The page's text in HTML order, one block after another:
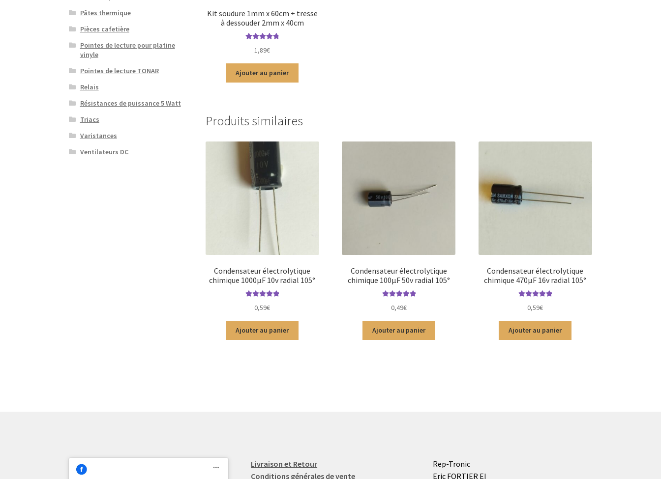
Kit soudure 1mm x 60cm + tresse
à dessouder 2mm x 40cm
5
1,89€
Ajouter au panier
Produits similaires
Condensateur électrolytique
chimique 1000µF 10v radial 105°
5
0,59€
Ajouter au panier
Condensateur électrolytique
chimique 100µF 50v radial 105°
5
0,49€
Ajouter au panier
Condensateur électrolytique
chimique 470µF 16v radial 105°
5
0,59€
Ajouter au panier
Pâtes thermique
Pièces cafetière
Pointes de lecture pour platine
vinyle
Pointes de lecture TONAR
Relais
Résistances de puissance 5 Watt
Triacs
Varistances
Ventilateurs DC
Livraison et Retour
Conditions générales de vente
Rep-Tronic
Eric FORTIER EI